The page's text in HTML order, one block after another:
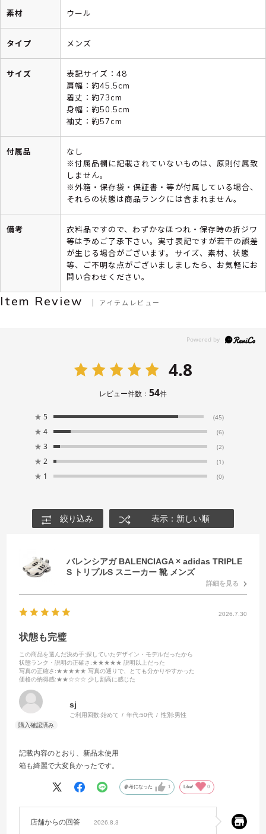
素材 ウール
タイプ メンズ
サイズ
表記サイズ：48
肩幅：約45.5cm
着丈：約73cm
身幅：約50.5cm
袖丈：約57cm
付属品
なし
※付属品欄に記載されていないものは、原則付属致
しません。
※外箱・保存袋・保証書・等が付属している場合、
それらの状態は商品ランクには含まれません。
備考
衣料品ですので、わずかなほつれ・保存時の折ジワ
等は予めご了承下さい。実寸表記ですが若干の誤差
が生じる場合がございます。サイズ、素材、状態
等、ご不明な点がございましましたら、お気軽にお
問い合わせください。
Item Review アイテムレビュー
4.8
レビュー件数： 54件
★ 5 (45)
★ 4 (6)
★ 3 (2)
★ 2 (1)
★ 1 (0)
絞り込み 表示：新しい順
バレンシアガ BALENCIAGA × adidas TRIPLE
S トリプルS スニーカー 靴 メンズ
詳細を見る
2026.7.30
状態も完璧
この商品を選んだ決め手:探していたデザイン・モデルだったから
状態ランク・説明の正確さ :★★★★★ 説明以上だった
写真の正確さ :★★★★★ 写真の通りで、とても分かりやすかった
価格の納得感:★★☆☆☆ 少し割高に感じた
sj
ご利用回数:始めて 年代:50代 性別:男性
記載内容のとおり、新品未使用
箱も綺麗で大変良かったです。
参考になった 1 Like! 0
店舗からの回答 2026.8.3